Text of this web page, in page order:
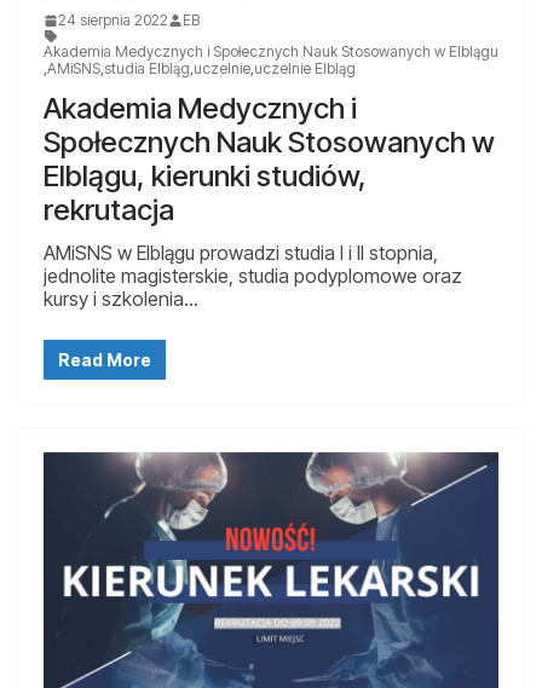
24 sierpnia 2022
EB
Akademia Medycznych i Społecznych Nauk Stosowanych w Elblągu
,AMiSNS,studia Elbląg,uczelnie,uczelnie Elbląg
Akademia Medycznych i
Społecznych Nauk Stosowanych w
Elblągu, kierunki studiów,
rekrutacja
AMiSNS w Elblągu prowadzi studia I i II stopnia,
jednolite magisterskie, studia podyplomowe oraz
kursy i szkolenia…
Read More